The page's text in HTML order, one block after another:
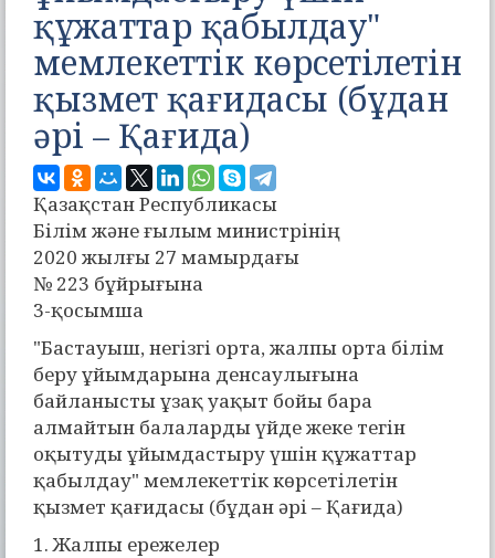
құжаттар қабылдау"
мемлекеттік көрсетілетін
қызмет қағидасы (бұдан
әрі – Қағида)
Қазақстан Республикасы
Білім және ғылым министрінің
2020 жылғы 27 мамырдағы
№ 223 бұйрығына
3-қосымша
"Бастауыш, негізгі орта, жалпы орта білім
беру ұйымдарына денсаулығына
байланысты ұзақ уақыт бойы бара
алмайтын балаларды үйде жеке тегін
оқытуды ұйымдастыру үшін құжаттар
қабылдау" мемлекеттік көрсетілетін
қызмет қағидасы (бұдан әрі – Қағида)
1. Жалпы ережелер